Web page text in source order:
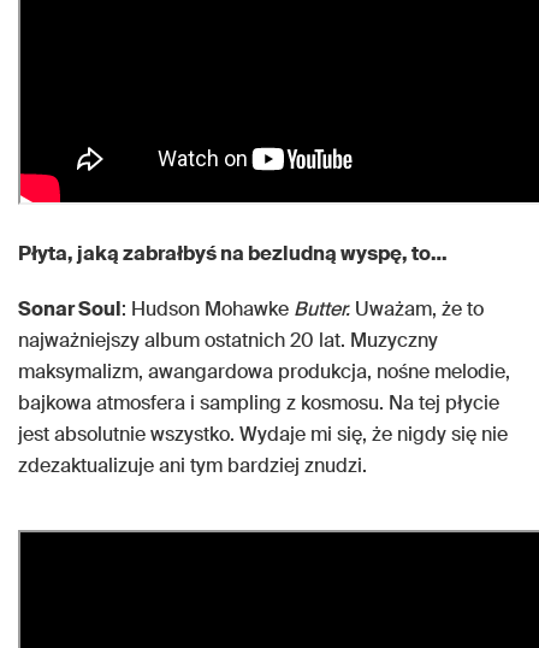
Płyta, jaką zabrałbyś na bezludną wyspę, to…
Sonar Soul: Hudson Mohawke Butter. Uważam, że to
najważniejszy album ostatnich 20 lat. Muzyczny
maksymalizm, awangardowa produkcja, nośne melodie,
bajkowa atmosfera i sampling z kosmosu. Na tej płycie
jest absolutnie wszystko. Wydaje mi się, że nigdy się nie
zdezaktualizuje ani tym bardziej znudzi.